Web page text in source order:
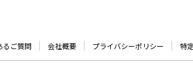
るご質問 会社概要 プライバシーポリシー 特